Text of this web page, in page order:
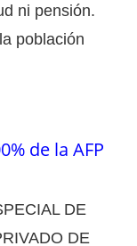
ni pensión.
población
de la AFP
DE
DE